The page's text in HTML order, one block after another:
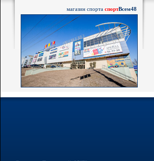
магазин спорта спортВсем48